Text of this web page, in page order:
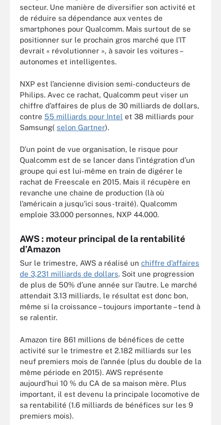
secteur. Une manière de diversifier son activité et
de réduire sa dépendance aux ventes de
smartphones pour Qualcomm. Mais surtout de se
positionner sur le prochain gros marché que l’IT
devrait « révolutionner », à savoir les voitures –
autonomes et intelligentes.
NXP est l’ancienne division semi-conducteurs de
Philips. Avec ce rachat, Qualcomm peut viser un
chiffre d’affaires de plus de 30 milliards de dollars,
contre 55 milliards pour Intel et 38 milliards pour
Samsung( selon Gartner).
D’un point de vue organisation, le risque pour
Qualcomm est de se lancer dans l’intégration d’un
groupe qui est lui-même en train de digérer le
rachat de Freescale en 2015. Mais il récupère en
revanche une chaine de production (là où
l’américain a jusqu’ici sous-traité). Qualcomm
emploie 33.000 personnes, NXP 44.000.
AWS : moteur principal de la rentabilité
d’Amazon
Sur le trimestre, AWS a réalisé un chiffre d’affaires
de 3,231 milliards de dollars. Soit une progression
de plus de 50% d’une année sur l’autre. Le marché
attendait 3.13 milliards, le résultat est donc bon,
même si la croissance – toujours importante – tend à
se ralentir.
Amazon tire 861 millions de bénéfices de cette
activité sur le trimestre et 2.182 milliards sur les
neuf premiers mois de l’année (plus du double de la
même période en 2015). AWS représente
aujourd’hui 10 % du CA de sa maison mère. Plus
important, il est devenu la principale locomotive de
sa rentabilité (1.6 milliards de bénéfices sur les 9
premiers mois).